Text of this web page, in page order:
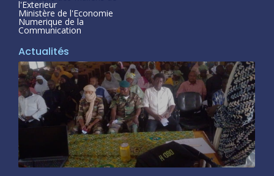
l'Exterieur
Ministère de l'Economie
Numerique de la
Communication
Actualités